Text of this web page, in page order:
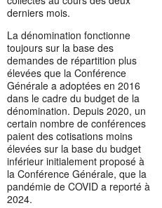
derniers mois.
La dénomination fonctionne
toujours sur la base des
demandes de répartition plus
élevées que la Conférence
Générale a adoptées en 2016
dans le cadre du budget de la
dénomination. Depuis 2020, un
certain nombre de conférences
paient des cotisations moins
élevées sur la base du budget
inférieur initialement proposé à
la Conférence Générale, que la
pandémie de COVID a reporté à
2024.